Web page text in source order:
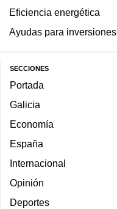
Eficiencia energética
Ayudas para inversiones
SECCIONES
Portada
Galicia
Economía
España
Internacional
Opinión
Deportes